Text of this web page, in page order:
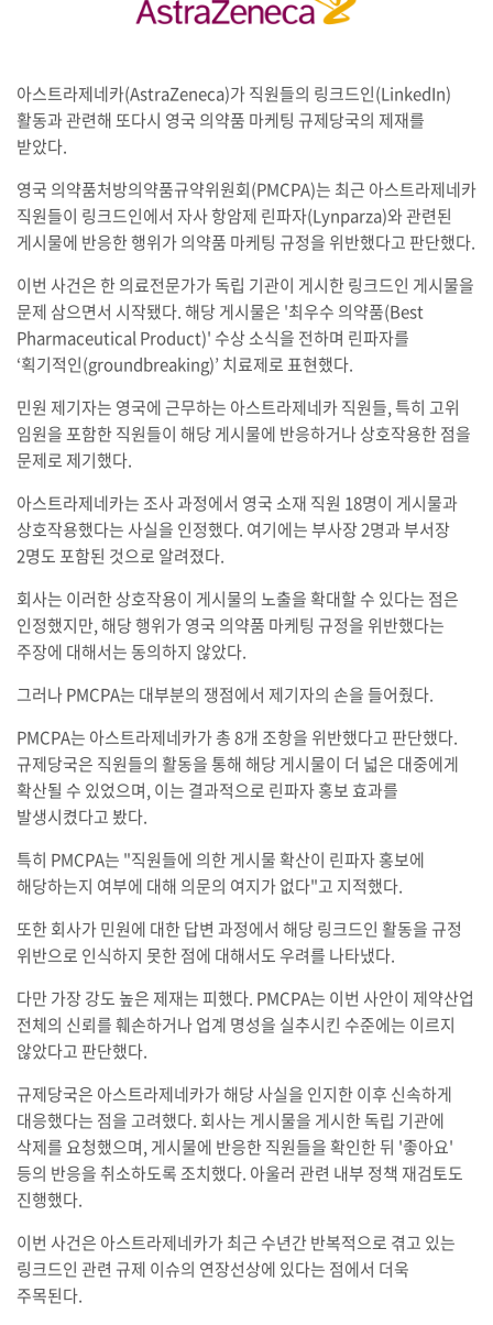
아스트라제네카(AstraZeneca)가 직원들의 링크드인(LinkedIn)
활동과 관련해 또다시 영국 의약품 마케팅 규제당국의 제재를
받았다.
영국 의약품처방의약품규약위원회(PMCPA)는 최근 아스트라제네카
직원들이 링크드인에서 자사 항암제 린파자(Lynparza)와 관련된
게시물에 반응한 행위가 의약품 마케팅 규정을 위반했다고 판단했다.
이번 사건은 한 의료전문가가 독립 기관이 게시한 링크드인 게시물을
문제 삼으면서 시작됐다. 해당 게시물은 '최우수 의약품(Best
Pharmaceutical Product)' 수상 소식을 전하며 린파자를
‘획기적인(groundbreaking)’ 치료제로 표현했다.
민원 제기자는 영국에 근무하는 아스트라제네카 직원들, 특히 고위
임원을 포함한 직원들이 해당 게시물에 반응하거나 상호작용한 점을
문제로 제기했다.
아스트라제네카는 조사 과정에서 영국 소재 직원 18명이 게시물과
상호작용했다는 사실을 인정했다. 여기에는 부사장 2명과 부서장
2명도 포함된 것으로 알려졌다.
회사는 이러한 상호작용이 게시물의 노출을 확대할 수 있다는 점은
인정했지만, 해당 행위가 영국 의약품 마케팅 규정을 위반했다는
주장에 대해서는 동의하지 않았다.
그러나 PMCPA는 대부분의 쟁점에서 제기자의 손을 들어줬다.
PMCPA는 아스트라제네카가 총 8개 조항을 위반했다고 판단했다.
규제당국은 직원들의 활동을 통해 해당 게시물이 더 넓은 대중에게
확산될 수 있었으며, 이는 결과적으로 린파자 홍보 효과를
발생시켰다고 봤다.
특히 PMCPA는 "직원들에 의한 게시물 확산이 린파자 홍보에
해당하는지 여부에 대해 의문의 여지가 없다"고 지적했다.
또한 회사가 민원에 대한 답변 과정에서 해당 링크드인 활동을 규정
위반으로 인식하지 못한 점에 대해서도 우려를 나타냈다.
다만 가장 강도 높은 제재는 피했다. PMCPA는 이번 사안이 제약산업
전체의 신뢰를 훼손하거나 업계 명성을 실추시킨 수준에는 이르지
않았다고 판단했다.
규제당국은 아스트라제네카가 해당 사실을 인지한 이후 신속하게
대응했다는 점을 고려했다. 회사는 게시물을 게시한 독립 기관에
삭제를 요청했으며, 게시물에 반응한 직원들을 확인한 뒤 '좋아요'
등의 반응을 취소하도록 조치했다. 아울러 관련 내부 정책 재검토도
진행했다.
이번 사건은 아스트라제네카가 최근 수년간 반복적으로 겪고 있는
링크드인 관련 규제 이슈의 연장선상에 있다는 점에서 더욱
주목된다.